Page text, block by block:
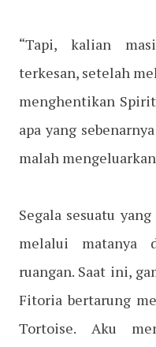
“Tapi, kalian
terkesan, setelah
menghentikan
apa yang
malah
Segala sesuatu
melalui matanya
ruangan. Saat ini,
Fitoria bertarung
Tortoise. Aku